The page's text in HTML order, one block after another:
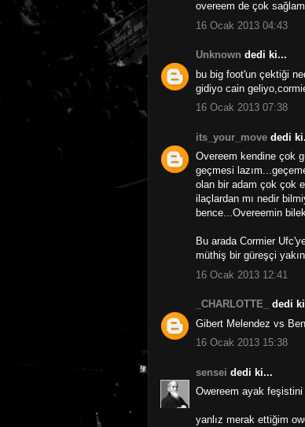
overeem de çok
16 Ocak 2013 04:43
Unknown dedi ki...
bu big foot'un çektiği
gidiyo cain
16 Ocak 2013 07:38
its_your_move dedi
Overeem kendine çok
geçmesi
olan bir adam çok çok
ilaçlardan mı nedir
bence...Overeemin
Bu arada Cormier
müthiş bir güreşçi
16 Ocak 2013 12:41
_CHARLOTTE_
dedi
Gibert Melendez vs
16 Ocak 2013 15:38
sensei dedi ki...
Owereem ayak feşistini
yanlız merak ettiğim